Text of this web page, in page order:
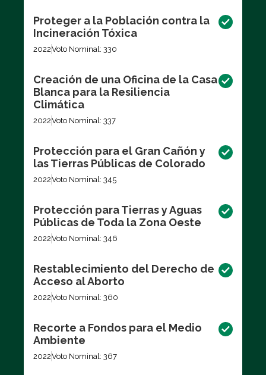
Proteger a la Población contra la
Incineración Tóxica
2022Voto Nominal: 330
Creación de una Oficina de la Casa
Blanca para la Resiliencia
Climática
2022Voto Nominal: 337
Protección para el Gran Cañón y
las Tierras Públicas de Colorado
2022Voto Nominal: 345
Protección para Tierras y Aguas
Públicas de Toda la Zona Oeste
2022Voto Nominal: 346
Restablecimiento del Derecho de
Acceso al Aborto
2022Voto Nominal: 360
Recorte a Fondos para el Medio
Ambiente
2022Voto Nominal: 367